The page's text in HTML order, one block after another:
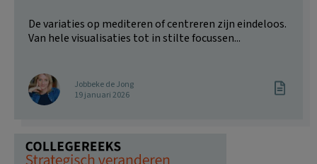
De variaties op mediteren of centreren zijn eindeloos.
Van hele visualisaties tot in stilte focussen...
Jobbeke de Jong
19 januari 2026